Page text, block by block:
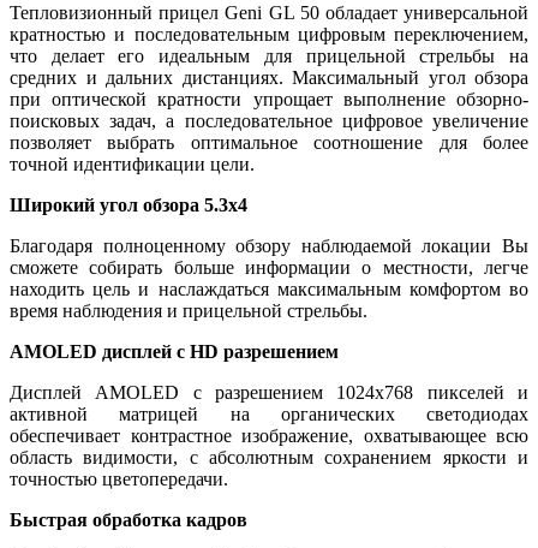
Тепловизионный прицел Geni GL 50 обладает универсальной
кратностью и последовательным цифровым переключением,
что делает его идеальным для прицельной стрельбы на
средних и дальних дистанциях. Максимальный угол обзора
при оптической кратности упрощает выполнение обзорно-
поисковых задач, а последовательное цифровое увеличение
позволяет выбрать оптимальное соотношение для более
точной идентификации цели.
Широкий угол обзора 5.3x4
Благодаря полноценному обзору наблюдаемой локации Вы
сможете собирать больше информации о местности, легче
находить цель и наслаждаться максимальным комфортом во
время наблюдения и прицельной стрельбы.
AMOLED дисплей с HD разрешением
Дисплей AMOLED с разрешением 1024x768 пикселей и
активной матрицей на органических светодиодах
обеспечивает контрастное изображение, охватывающее всю
область видимости, с абсолютным сохранением яркости и
точностью цветопередачи.
Быстрая обработка кадров